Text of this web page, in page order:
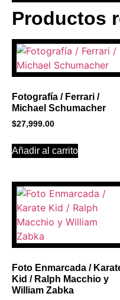
Productos
Fotografía / Ferrari /
Michael Schumacher
$27,999.00
Añadir al carrito
Foto Enmarcada /
Kid / Ralph Macchio y
William Zabka